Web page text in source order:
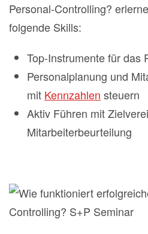
Personal-Controlling?
folgende Skills:
Top-Instrumente für das
Personalplanung und
mit Kennzahlen steuern
Aktiv Führen mit
Mitarbeiterbeurteilung